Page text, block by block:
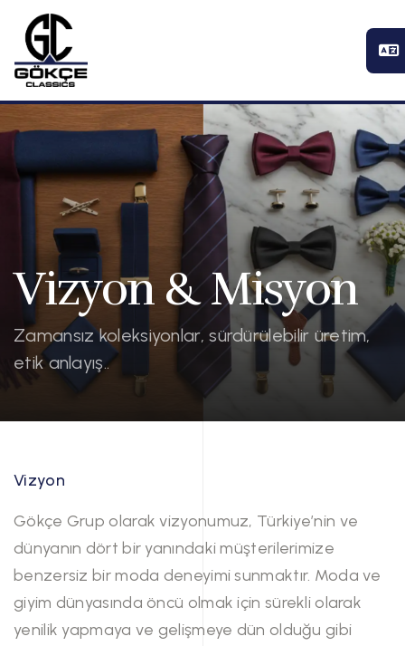
Vizyon & Misyon
Zamansız koleksiyonlar, sürdürülebilir üretim,
etik anlayış..
Vizyon
Gökçe Grup olarak vizyonumuz, Türkiye’nin ve
dünyanın dört bir yanındaki müşterilerimize
benzersiz bir moda deneyimi sunmaktır. Moda ve
giyim dünyasında öncü olmak için sürekli olarak
yenilik yapmaya ve gelişmeye dün olduğu gibi